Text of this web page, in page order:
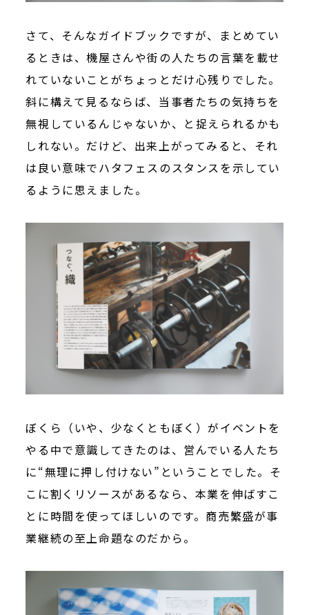
さて、そんなガイドブックですが、まとめてい
るときは、機屋さんや街の人たちの言葉を載せ
れていないことがちょっとだけ心残りでした。
斜に構えて見るならば、当事者たちの気持ちを
無視しているんじゃないか、と捉えられるかも
しれない。だけど、出来上がってみると、それ
は良い意味でハタフェスのスタンスを示してい
るように思えました。
ぼくら（いや、少なくともぼく）がイベントを
やる中で意識してきたのは、営んでいる人たち
に“無理に押し付けない”ということでした。そ
こに割くリソースがあるなら、本業を伸ばすこ
とに時間を使ってほしいのです。商売繁盛が事
業継続の至上命題なのだから。